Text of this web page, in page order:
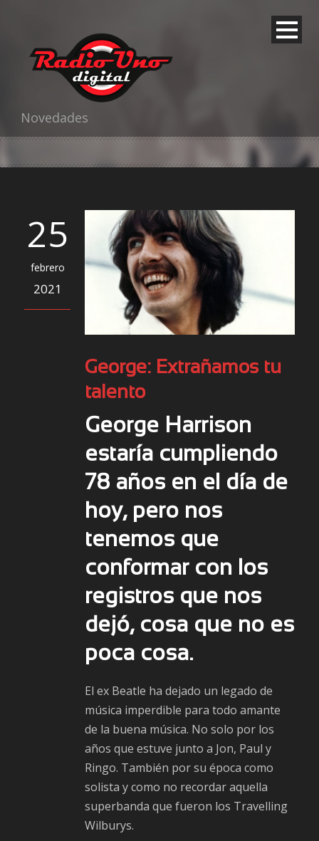
Novedades
25
febrero
2021
George: Extrañamos tu
talento
George Harrison
estaría cumpliendo
78 años en el día de
hoy, pero nos
tenemos que
conformar con los
registros que nos
dejó, cosa que no es
poca cosa.
El ex Beatle ha dejado un legado de
música imperdible para todo amante
de la buena música. No solo por los
años que estuve junto a Jon, Paul y
Ringo. También por su época como
solista y como no recordar aquella
superbanda que fueron los Travelling
Wilburys.